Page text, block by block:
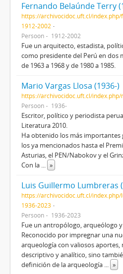
Fernando Belaúnde Terry
https://archivocidoc.uft.cl/
1912-2002
Persoon
1912-2002
Fue un arquitecto, estadista,
como presidente del Perú en dos
de 1963 a 1968 y de 1980 a 1985.
Mario Vargas Llosa (1936-)
https://archivocidoc.uft.cl/
Persoon
1936-
Escritor, político y periodista
Literatura 2010.
Ha obtenido los más importantes
los ya mencionados hasta el
Asturias, el PEN/Nabokov y el
Con la ... »
Luis Guillermo Lumbreras
https://archivocidoc.uft.cl/
1936-2023
Persoon
1936-2023
Fue un antropólogo, arqueólogo
Reconocido por impregnar una
arqueología con valiosos aportes,
descriptivo y analítico, sino
definición de la arqueología ... »